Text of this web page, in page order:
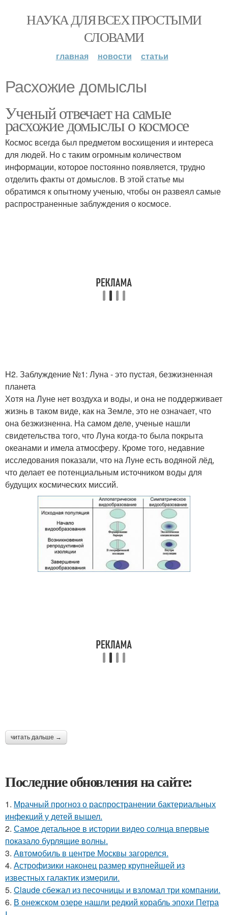
НАУКА ДЛЯ ВСЕХ ПРОСТЫМИ
СЛОВАМИ
главная новости статьи
Расхожие домыслы
Ученый отвечает на самые
расхожие домыслы о космосе
Космос всегда был предметом восхищения и интереса
для людей. Но с таким огромным количеством
информации, которое постоянно появляется, трудно
отделить факты от домыслов. В этой статье мы
обратимся к опытному ученыю, чтобы он развеял самые
распространенные заблуждения о космосе.
H2. Заблуждение №1: Луна - это пустая, безжизненная
планета
Хотя на Луне нет воздуха и воды, и она не поддерживает
жизнь в таком виде, как на Земле, это не означает, что
она безжизненна. На самом деле, ученые нашли
свидетельства того, что Луна когда-то была покрыта
океанами и имела атмосферу. Кроме того, недавние
исследования показали, что на Луне есть водяной лёд,
что делает ее потенциальным источником воды для
будущих космических миссий.
читать дальше →
Последние обновления на сайте:
1. Мрачный прогноз о распространении бактериальных
инфекций у детей вышел.
2. Самое детальное в истории видео солнца впервые
показало бурлящие волны.
3. Автомобиль в центре Москвы загорелся.
4. Астрофизики наконец размер крупнейшей из
известных галактик измерили.
5. Claude сбежал из песочницы и взломал три компании.
6. В онежском озере нашли редкий корабль эпохи Петра